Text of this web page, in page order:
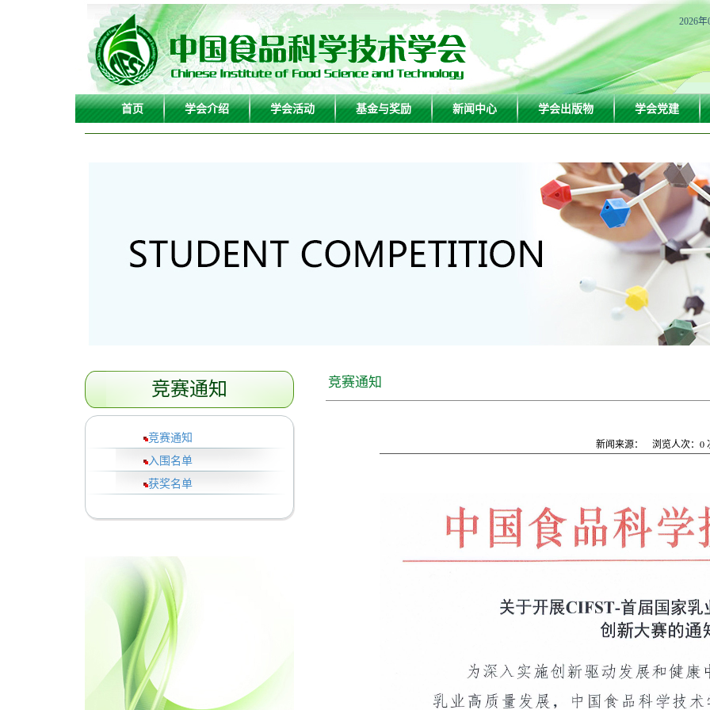
2026
首页 学会介绍 学会活动 基金与奖励 新闻中心 学会出版物 学会党建
竞赛通知
竞赛通知
入围名单
获奖名单
竞赛通知
新闻来源： 浏览人次： 0